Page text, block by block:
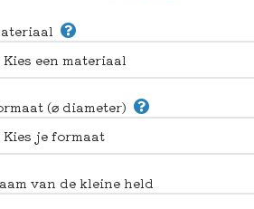
(⌀ diameter)
van de kleine held